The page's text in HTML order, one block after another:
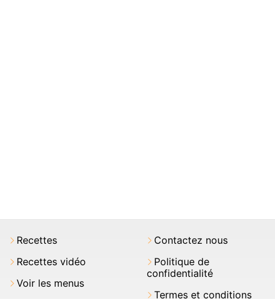
Recettes
Recettes vidéo
Voir les menus
Contactez nous
Politique de
confidentialité
Termes et conditions